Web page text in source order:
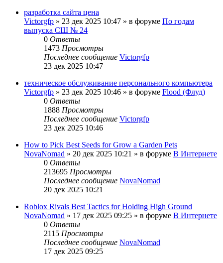
разработка сайта цена
Victorgfp » 23 дек 2025 10:47 » в форуме По годам
выпуска СШ № 24
0 Ответы
1473 Просмотры
Последнее сообщение Victorgfp
23 дек 2025 10:47
техническое обслуживание персонального компьютера
Victorgfp » 23 дек 2025 10:46 » в форуме Flood (Флуд)
0 Ответы
1888 Просмотры
Последнее сообщение Victorgfp
23 дек 2025 10:46
How to Pick Best Seeds for Grow a Garden Pets
NovaNomad » 20 дек 2025 10:21 » в форуме В Интернете
0 Ответы
213695 Просмотры
Последнее сообщение NovaNomad
20 дек 2025 10:21
Roblox Rivals Best Tactics for Holding High Ground
NovaNomad » 17 дек 2025 09:25 » в форуме В Интернете
0 Ответы
2115 Просмотры
Последнее сообщение NovaNomad
17 дек 2025 09:25